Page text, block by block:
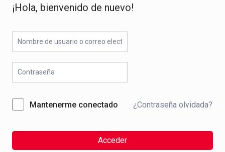
¡Hola, bienvenido de nuevo!
Mantenerme conectado ¿Contraseña olvidada?
Acceder